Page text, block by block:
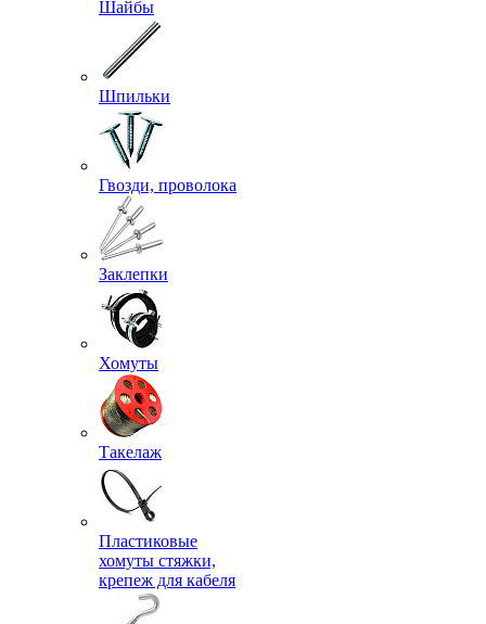
Шайбы
Шпильки
Гвозди, проволока
Заклепки
Хомуты
Такелаж
Пластиковые
хомуты стяжки,
крепеж для кабеля